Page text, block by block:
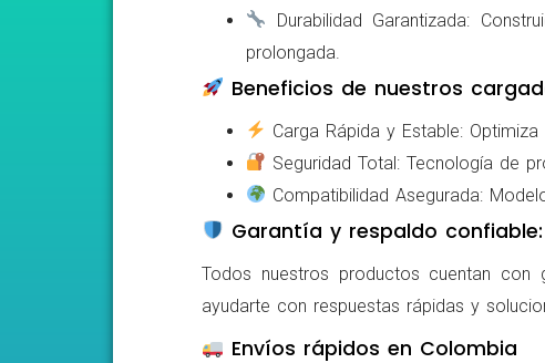
Durabilidad Garantizada:
prolongada.
Beneficios de nuestros
Carga Rápida y Estable:
Seguridad Total: Tecnología de
Compatibilidad Asegurada:
Garantía y respaldo confiable:
Todos nuestros productos cuentan con
ayudarte con respuestas rápidas y
Envíos rápidos en Colombia